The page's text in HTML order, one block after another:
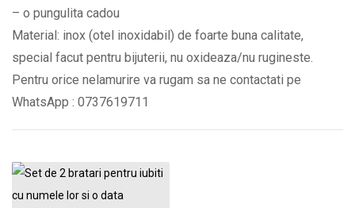
– o pungulita cadou
Material: inox (otel inoxidabil) de foarte buna calitate,
special facut pentru bijuterii, nu oxideaza/nu rugineste.
Pentru orice nelamurire va rugam sa ne contactati pe
WhatsApp : 0737619711